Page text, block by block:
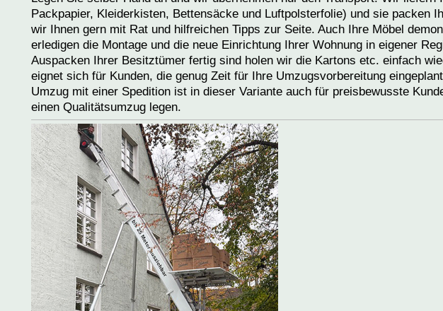
Packpapier, Kleiderkisten, Bettensäcke und Luftpolsterfolie) und sie packen
wir Ihnen gern mit Rat und hilfreichen Tipps zur Seite. Auch Ihre Möbel
erledigen die Montage und die neue Einrichtung Ihrer Wohnung in eigener
Auspacken Ihrer Besitztümer fertig sind holen wir die Kartons etc. einfach
eignet sich für Kunden, die genug Zeit für Ihre Umzugsvorbereitung
Umzug mit einer Spedition ist in dieser Variante auch für preisbewusste
einen Qualitätsumzug legen.